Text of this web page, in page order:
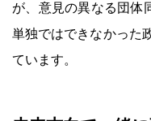
が、意見の異なる団体
単独ではできなかった
ています。